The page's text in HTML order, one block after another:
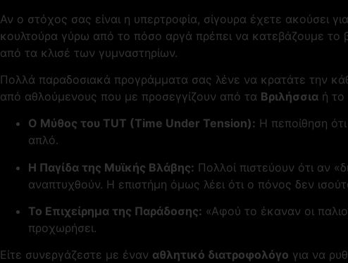
Αν ο στόχος σας είναι η υπερτροφία, σίγουρα έχετε ακούσει
κουλτούρα γύρω από το πόσο αργά πρέπει να κατεβάζουμε το
από τα κλισέ των γυμναστηρίων.
Πολλά παραδοσιακά προγράμματα σας λένε να κρατάτε την
από αθλούμενους που με προσεγγίζουν από τα Βριλήσσια ή το
Ο Μύθος του TUT (Time Under Tension): Η πεποίθηση
απλό.
Η Παγίδα της Μυϊκής Βλάβης: Πολλοί πιστεύουν ότι αν
αναπτυχθούν. Η επιστήμη όμως λέει ότι ο πόνος δεν
Το Επιχείρημα της Παράδοσης: «Αφού το έκαναν οι
προχωρήσει.
Είτε συνεργάζεστε με έναν αθλητικό διατροφολόγο για να